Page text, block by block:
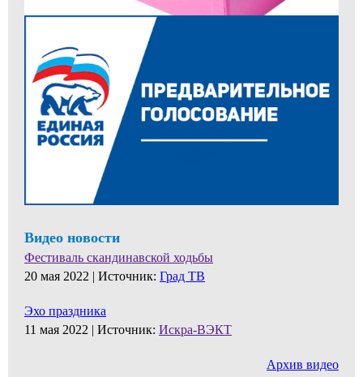
Видео новости
Фестиваль скандинавской ходьбы
20 мая 2022 | Источник: Град ТВ
Эхо праздника
11 мая 2022 | Источник: Искра-ВЭКТ
Архив видео